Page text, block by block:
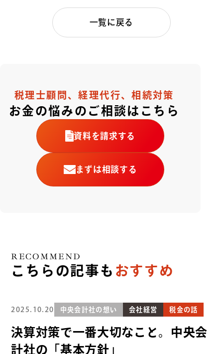
一覧に戻る
税理士顧問、経理代行、相続対策
お金の悩みのご相談はこちら
資料を請求する
まずは相談する
こちらの記事も おすすめ
RECOMMEND
2025.10.20 中央会計社の想い 会社経営 税金の話
決算対策で一番大切なこと。中央会
計社の「基本方針」